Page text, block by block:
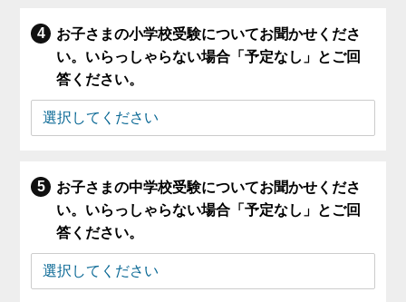
お子さまの小学校受験についてお聞かせくださ
い。いらっしゃらない場合「予定なし」とご回
答ください。
お子さまの中学校受験についてお聞かせくださ
い。いらっしゃらない場合「予定なし」とご回
答ください。